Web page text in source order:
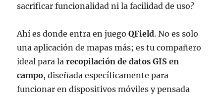
sacrificar funcionalidad ni la facilidad de uso?
Ahí es donde entra en juegoQField. No es solo
una aplicación de mapas más; es tu compañero
ideal para larecopilación de datos GIS en
campo, diseñada específicamente para
funcionar en dispositivos móviles y pensada